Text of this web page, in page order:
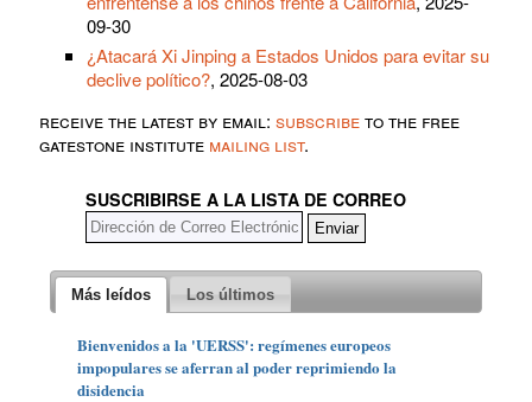
09-30
¿Atacará Xi Jinping a Estados Unidos para evitar su
declive político?, 2025-08-03
receive the latest by email: subscribeto the free
gatestone institute mailing list.
SUSCRIBIRSE A LA LISTA DE CORREO
Más leídos Los últimos
Bienvenidos a la 'UERSS': regímenes europeos
impopulares se aferran al poder reprimiendo la
disidencia